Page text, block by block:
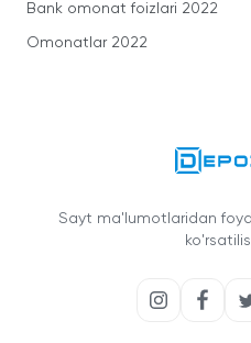
Bank omonat foizlari 2022
Omonatlar 2022
Sayt ma'lumotlaridan